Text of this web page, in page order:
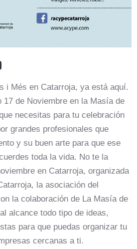
i Més en Catarroja, ya está aquí.
17 de Noviembre en la Masía de
necesitas para tu celebración
grandes profesionales que
y su buen arte para que ese
toda la vida. No te la
en Catarroja, organizada
la asociación del
la colaboración de La Masía de
alcance todo tipo de ideas,
para que puedas organizar tu
cercanas a ti.